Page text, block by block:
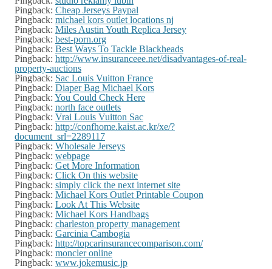
Pingback: Cheap Jerseys Paypal
Pingback: michael kors outlet locations nj
Pingback: Miles Austin Youth Replica Jersey
Pingback: best-porn.org
Pingback: Best Ways To Tackle Blackheads
Pingback: http://www.insuranceee.net/disadvantages-of-real-
property-auctions
Pingback: Sac Louis Vuitton France
Pingback: Diaper Bag Michael Kors
Pingback: You Could Check Here
Pingback: north face outlets
Pingback: Vrai Louis Vuitton Sac
Pingback: http://confhome.kaist.ac.kr/xe/?
document_srl=2289117
Pingback: Wholesale Jerseys
Pingback: webpage
Pingback: Get More Information
Pingback: Click On this website
Pingback: simply click the next internet site
Pingback: Michael Kors Outlet Printable Coupon
Pingback: Look At This Website
Pingback: Michael Kors Handbags
Pingback: charleston property management
Pingback: Garcinia Cambogia
Pingback: http://topcarinsurancecomparison.com/
Pingback: moncler online
Pingback: www.jokemusic.jp